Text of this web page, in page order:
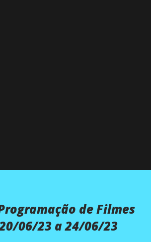
de Filmes
20/06/23 a 24/06/23